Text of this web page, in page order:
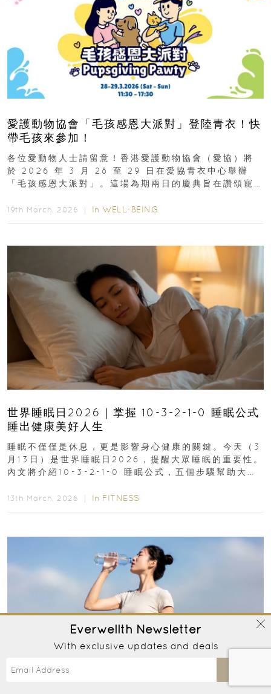
愛護動物協會「毛孩感恩大派對」登陸青衣！快
帶毛孩來參加！
各位愛動物人士請留意！香港愛護動物協會（愛協）將
於 2026 年 3 月 28 至 29 日在愛協青衣中心舉辦
「毛孩感恩大派對」。這場為期兩日的慶典旨在讚頌寵
19th March, 2026 ｜ In WELL-BEING
世界睡眠日2026｜掌握 10-3-2-1-0 睡眠公式
睡出健康美好人生
睡眠不僅僅是休息，更是影響身心健康的關鍵。今天（3
月13日）是世界睡眠日2026，提醒大眾睡眠的重要性。
內文將介紹10-3-2-1-0 睡眠公式，五個步驟幫助大家
13th March, 2026 ｜ In FITNESS
Everwellth Newsletter
With exclusive updates and deals